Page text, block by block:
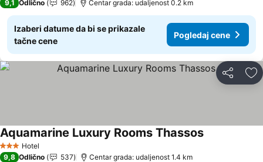
9,1 Odlično 962 Centar grada: udaljenost 0.2 km
Izaberi datume da bi se prikazale
tačne cene
Pogledaj cene
Deli
3 Zvezdice
Hotel
Aquamarine Luxury Rooms Thassos
9,8 Odlično 537 Centar grada: udaljenost 1.4 km